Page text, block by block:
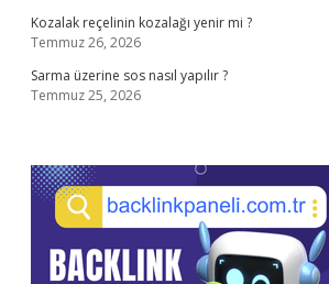
Kozalak reçelinin kozalağı yenir mi ?
Temmuz 26, 2026
Sarma üzerine sos nasıl yapılır ?
Temmuz 25, 2026